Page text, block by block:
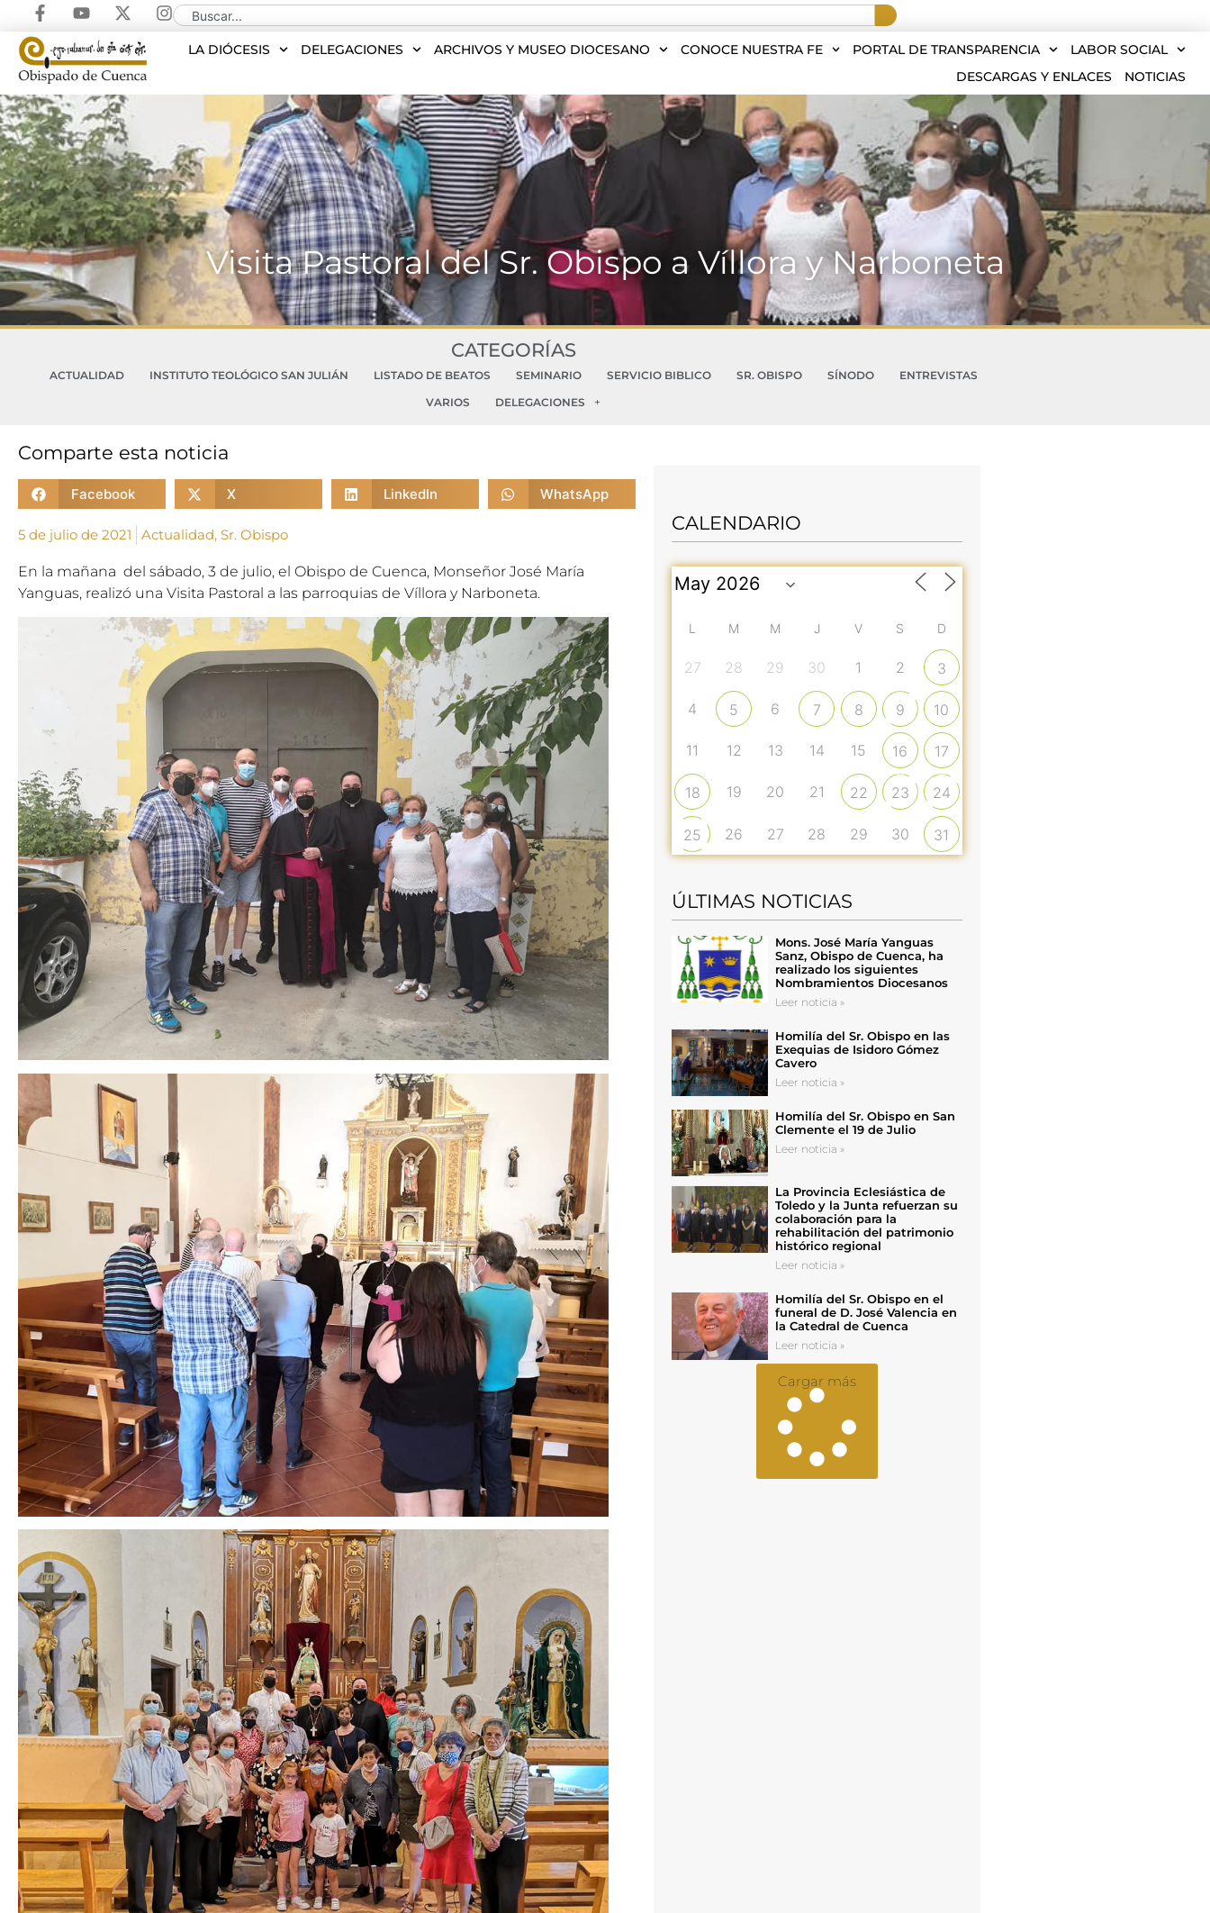
LA DIÓCESIS DELEGACIONES ARCHIVOS Y MUSEO DIOCESANO CONOCE NUESTRA FE PORTAL DE TRANSPARENCIA
LABOR SOCIAL
DESCARGAS Y ENLACES
NOTICIAS
Visita Pastoral del Sr. Obispo a Víllora y Narboneta
CATEGORÍAS
ACTUALIDAD INSTITUTO TEOLÓGICO SAN JULIÁN LISTADO DE BEATOS SEMINARIO SERVICIO BIBLICO SR. OBISPO SÍNODO
ENTREVISTAS
VARIOS
DELEGACIONES
Comparte esta noticia
Facebook X LinkedIn WhatsApp
5 de julio de 2021 Actualidad, Sr. Obispo
En la mañana del sábado, 3 de julio, el Obispo de Cuenca, Monseñor José María
Yanguas, realizó una Visita Pastoral a las parroquias de Víllora y Narboneta.
CALENDARIO
L M M J V S D
27 28 29 30 1 2 3
4 5 6 7 8 9 10
11 12 13 14 15 16 17
18 19 20 21 22 23 24
25 26 27 28 29 30 31
ÚLTIMAS NOTICIAS
Mons. José María Yanguas
Sanz, Obispo de Cuenca, ha
realizado los siguientes
Nombramientos Diocesanos
Leer noticia »
Homilía del Sr. Obispo en las
Exequias de Isidoro Gómez
Cavero
Leer noticia »
Homilía del Sr. Obispo en San
Clemente el 19 de Julio
Leer noticia »
La Provincia Eclesiástica de
Toledo y la Junta refuerzan su
colaboración para la
rehabilitación del patrimonio
histórico regional
Leer noticia »
Homilía del Sr. Obispo en el
funeral de D. José Valencia en
la Catedral de Cuenca
Leer noticia »
Cargar más